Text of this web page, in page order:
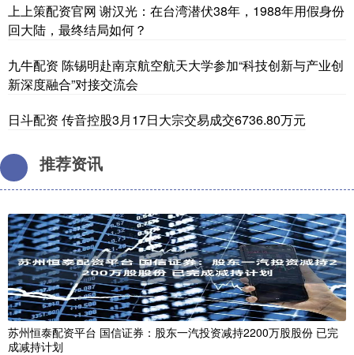
上上策配资官网 谢汉光：在台湾潜伏38年，1988年用假身份
回大陆，最终结局如何？
九牛配资 陈锡明赴南京航空航天大学参加“科技创新与产业创
新深度融合”对接交流会
日斗配资 传音控股3月17日大宗交易成交6736.80万元
推荐资讯
苏州恒泰配资平台 国信证券：股东一汽投资减持2200万股股份 已完
成减持计划